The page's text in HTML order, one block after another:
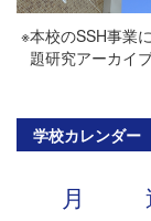
※本校のSSH事業
題研究アーカイ
学校カレンダー
月
01:00
02:00
03:00